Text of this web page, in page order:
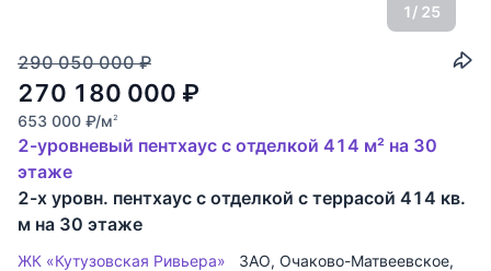
1/ 25
290 050 000 ₽
270 180 000 ₽
653 000 ₽/м2
2-уровневый пентхаус с отделкой 414 м² на 30
этаже
2-х уровн. пентхаус с отделкой с террасой 414 кв.
м на 30 этаже
ЖК «Кутузовская Ривьера» ЗАО, Очаково-Матвеевское,